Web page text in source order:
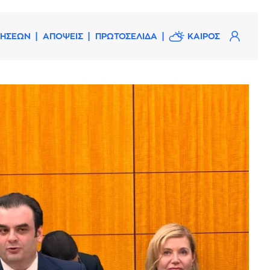
ΑΠΟΨΕΙΣ ΠΡΩΤΟΣΕΛΙΔΑ ΚΑΙΡΟΣ